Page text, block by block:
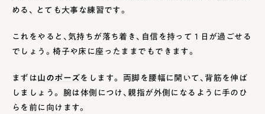
める、 とても大事な練習です。
これをやると、気持ちが落ち着き、自信を持って 1 日が過ごせる
でしょう。椅子や床に座ったままでもできます。
まずは山のポーズをします。 両脚を腰幅に開いて、背筋を伸ば
しましょう。 腕は体側につけ、親指が外側になるように手のひ
らを前に向けます。